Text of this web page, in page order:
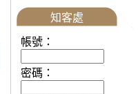
知客處
帳號：
密碼：